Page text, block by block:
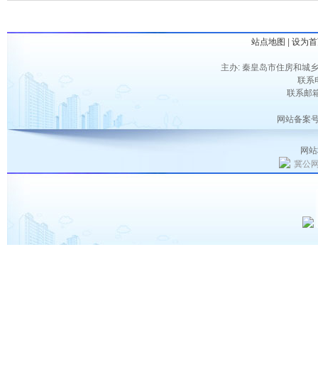
站点地图 设为
主办: 秦皇岛市住房和城
联系
联系邮
网站备案
网
冀公